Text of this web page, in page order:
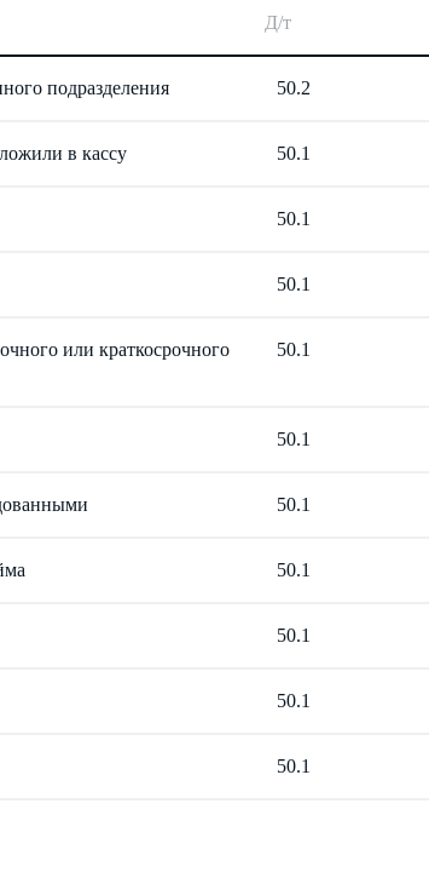
Д/т
подразделения 50.2
в кассу 50.1
50.1
50.1
или краткосрочного
50.1
50.1
50.1
50.1
50.1
50.1
50.1